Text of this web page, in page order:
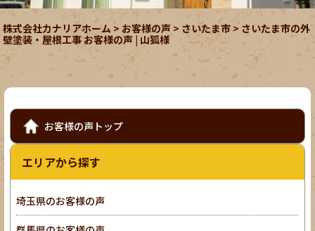
株式会社カナリアホーム > お客様の声> さいたま市 > さいたま市の外
壁塗装・屋根工事 お客様の声 | 山狐様
お客様の声トップ
エリアから探す
埼玉県のお客様の声